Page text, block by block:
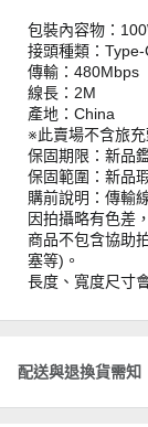
包裝內容物：
接頭種類：
傳輸：480Mbps
線長：2M
產地：China
※此賣場不含旅
保固期限：新品
保固範圍：新品
購前說明：傳輸
因拍攝略有色差
商品不包含協助
塞等)。
長度、寬度尺寸
配送與退換貨需知